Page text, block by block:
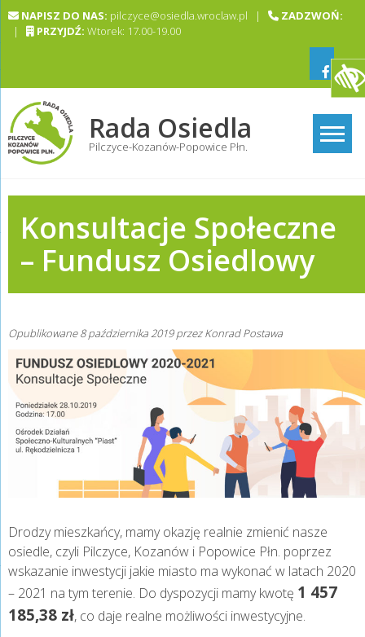
Skip NAPISZ DO NAS: pilczyce@osiedla.wroclaw.pl |
ZADZWOŃ:
|
PRZYJDŹ: Wtorek: 17.00-19.00
Rada Osiedla
Pilczyce-Kozanów-Popowice Płn.
Konsultacje Społeczne
– Fundusz Osiedlowy
Opublikowane8 października 2019przezKonrad Postawa
Drodzy mieszkańcy, mamy okazję realnie zmienić nasze
osiedle, czyli Pilczyce, Kozanów i Popowice Płn. poprzez
wskazanie inwestycji jakie miasto ma wykonać w latach 2020
– 2021 na tym terenie. Do dyspozycji mamy kwotę 1 457
185,38 zł, co daje realne możliwości inwestycyjne.